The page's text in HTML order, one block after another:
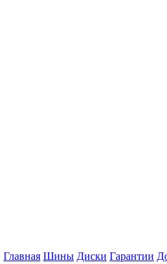
Главная Шины Диски Гарантии